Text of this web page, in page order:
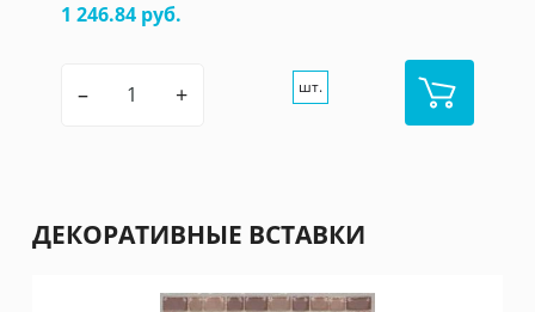
1 246.84 руб.
– + шт.
ДЕКОРАТИВНЫЕ ВСТАВКИ